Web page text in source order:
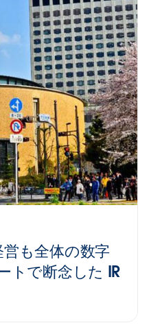
も全体の数字
トで断念した IR